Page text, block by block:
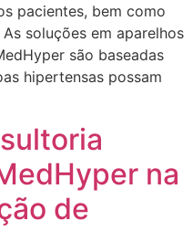
pacientes, bem como
soluções em aparelhos
são baseadas
hipertensas possam
na
de